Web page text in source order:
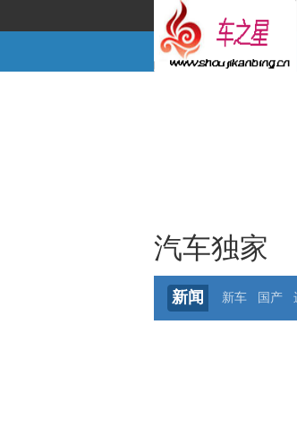
汽车独家
新闻 新车 国产